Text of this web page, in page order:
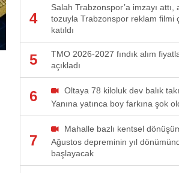
4
Salah Trabzonspor’a imzayı attı,
tozuyla Trabzonspor reklam filmi
katıldı
5
TMO 2026-2027 fındık alım
açıkladı
6
Oltaya 78 kiloluk dev balık
Yanına yatınca boy farkına şok
7
Mahalle bazlı kentsel
Ağustos depreminin yıl
başlayacak